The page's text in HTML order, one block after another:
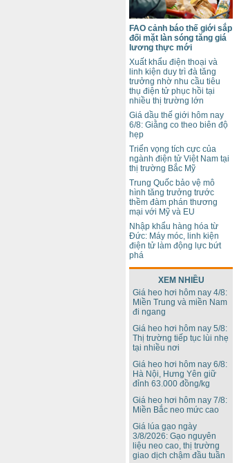
FAO cảnh báo thế giới sắp
đối mặt làn sóng tăng giá
lương thực mới
Xuất khẩu điện thoại và
linh kiện duy trì đà tăng
trưởng nhờ nhu cầu tiêu
thụ điện tử phục hồi tại
nhiều thị trường lớn
Giá dầu thế giới hôm nay
6/8: Giằng co theo biên độ
hẹp
Triển vọng tích cực của
ngành điện tử Việt Nam tại
thị trường Bắc Mỹ
Trung Quốc bảo vệ mô
hình tăng trưởng trước
thềm đàm phán thương
mại với Mỹ và EU
Nhập khẩu hàng hóa từ
Đức: Máy móc, linh kiện
điện tử làm động lực bứt
phá
XEM NHIỀU
Giá heo hơi hôm nay 4/8:
Miền Trung và miền Nam
đi ngang
Giá heo hơi hôm nay 5/8:
Thị trường tiếp tục lùi nhẹ
tại nhiều nơi
Giá heo hơi hôm nay 6/8:
Hà Nội, Hưng Yên giữ
đỉnh 63.000 đồng/kg
Giá heo hơi hôm nay 7/8:
Miền Bắc neo mức cao
Giá lúa gạo ngày
3/8/2026: Gạo nguyên
liệu neo cao, thị trường
giao dịch chậm đầu tuần